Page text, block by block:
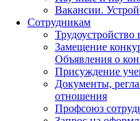
Вакансии.
Сотрудникам
Трудоустройство
Замещение
Объявления о
Присуждение
Документы,
отношения
Профсоюз